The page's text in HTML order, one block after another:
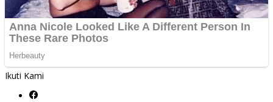
Ikuti Kami